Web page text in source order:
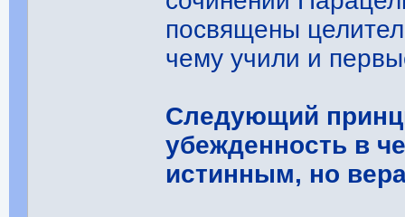
посвящены
чему учили и
Следующий
убежденность в
истинным, но